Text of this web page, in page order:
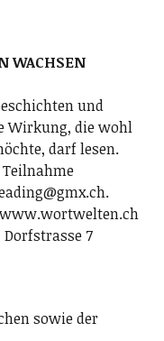
WACHSEN
und
Wirkung, die wohl
darf lesen.
7
sowie der